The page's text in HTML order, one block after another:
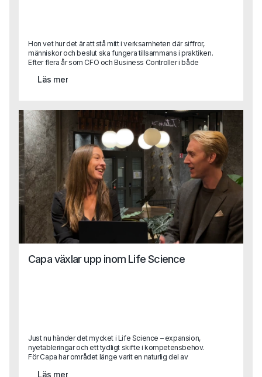
Hon vet hur det är att stå mitt i verksamheten där siffror,
människor och beslut ska fungera tillsammans i praktiken.
Efter flera år som CFO och Business Controller i både
in som Business Area Lead på Capa.Med sin erfarenhet
person för att göra det. Karins perspektiv blir ett värdefullt
tillskott i vårt arbete med att hjälpa företag förstå sina
verkliga behov, och samtidigt stötta våra konsulter i att nå
sin fulla potential ute hos kund.Vi tog en pratstund med
Karin för att lära känna henne lite bättre och höra mer om
hur hon ser på sin nya roll, vad som driver henne och vad
hon hoppas kunna bidra med på Capa.
Läs mer
Capa växlar upp inom Life Science
Just nu händer det mycket i Life Science – expansion,
nyetableringar och ett tydligt skifte i kompetensbehov.
För Capa har området länge varit en naturlig del av
Läs mer